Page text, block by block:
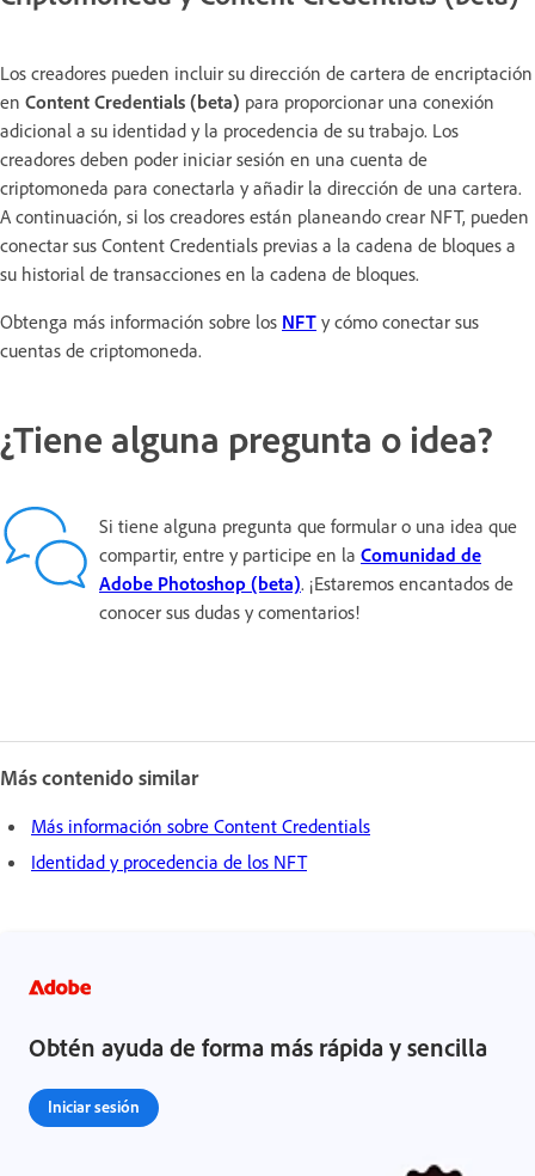
Los creadores pueden incluir su dirección de cartera de encriptación
en Content Credentials (beta) para proporcionar una conexión
adicional a su identidad y la procedencia de su trabajo. Los
creadores deben poder iniciar sesión en una cuenta de
criptomoneda para conectarla y añadir la dirección de una cartera.
A continuación, si los creadores están planeando crear NFT, pueden
conectar sus Content Credentials previas a la cadena de bloques a
su historial de transacciones en la cadena de bloques.
Obtenga más información sobre los NFT y cómo conectar sus
cuentas de criptomoneda.
¿Tiene alguna pregunta o idea?
Si tiene alguna pregunta que formular o una idea que
compartir, entre y participe en la Comunidad de
Adobe Photoshop (beta). ¡Estaremos encantados de
conocer sus dudas y comentarios!
Más contenido similar
Más información sobre Content Credentials
Identidad y procedencia de los NFT
Obtén ayuda de forma más rápida y sencilla
Iniciar sesión